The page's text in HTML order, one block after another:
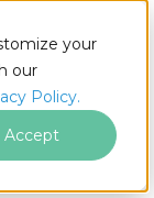
your
our
Policy.
Accept